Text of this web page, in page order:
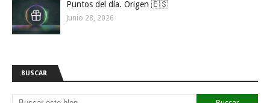
Puntos del día. Origen 🇪🇸
Junio 28, 2026
BUSCAR